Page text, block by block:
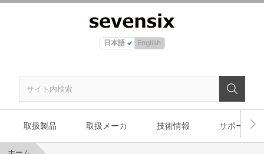
日本語 English
取扱製品 取扱メーカ 技術情報 サポート